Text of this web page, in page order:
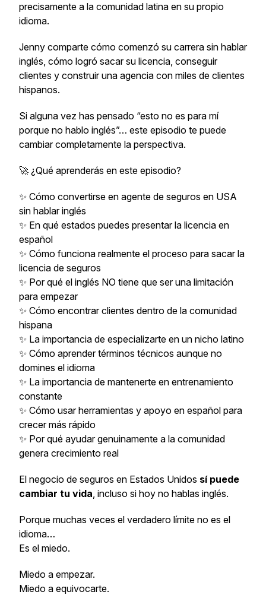
precisamente a la comunidad latina en su propio
idioma.
Jenny comparte cómo comenzó su carrera sin hablar
inglés, cómo logró sacar su licencia, conseguir
clientes y construir una agencia con miles de clientes
hispanos.
Si alguna vez has pensado “esto no es para mí
porque no hablo inglés”… este episodio te puede
cambiar completamente la perspectiva.
🚀 ¿Qué aprenderás en este episodio?
✨ Cómo convertirse en agente de seguros en USA
sin hablar inglés
✨ En qué estados puedes presentar la licencia en
español
✨ Cómo funciona realmente el proceso para sacar la
licencia de seguros
✨ Por qué el inglés NO tiene que ser una limitación
para empezar
✨ Cómo encontrar clientes dentro de la comunidad
hispana
✨ La importancia de especializarte en un nicho latino
✨ Cómo aprender términos técnicos aunque no
domines el idioma
✨ La importancia de mantenerte en entrenamiento
constante
✨ Cómo usar herramientas y apoyo en español para
crecer más rápido
✨ Por qué ayudar genuinamente a la comunidad
genera crecimiento real
El negocio de seguros en Estados Unidos sí puede
cambiar tu vida, incluso si hoy no hablas inglés.
Porque muchas veces el verdadero límite no es el
idioma…
Es el miedo.
Miedo a empezar.
Miedo a equivocarte.